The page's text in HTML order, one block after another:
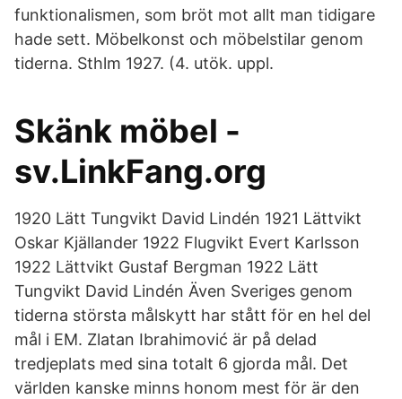
funktionalismen, som bröt mot allt man tidigare
hade sett. Möbelkonst och möbelstilar genom
tiderna. Sthlm 1927. (4. utök. uppl.
Skänk möbel -
sv.LinkFang.org
1920 Lätt Tungvikt David Lindén 1921 Lättvikt
Oskar Kjällander 1922 Flugvikt Evert Karlsson
1922 Lättvikt Gustaf Bergman 1922 Lätt
Tungvikt David Lindén Även Sveriges genom
tiderna största målskytt har stått för en hel del
mål i EM. Zlatan Ibrahimović är på delad
tredjeplats med sina totalt 6 gjorda mål. Det
världen kanske minns honom mest för är den